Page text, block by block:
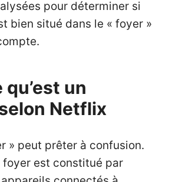
pour déterminer si
bien situé dans le « foyer »
un
Netflix
» peut prêter à confusion.
foyer est constitué par